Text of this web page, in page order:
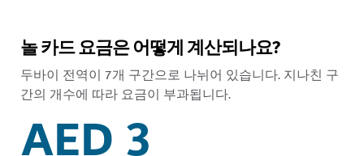
놀 카드 요금은 어떻게 계산되나요?
두바이 전역이 7개 구간으로 나뉘어 있습니다. 지나친 구
간의 개수에 따라 요금이 부과됩니다.